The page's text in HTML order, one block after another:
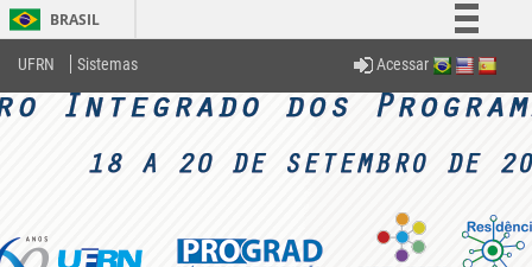
BRASIL
Simplifique!
Comunica BR
Acesso à informação
Canais
UFRN Sistemas Acessar